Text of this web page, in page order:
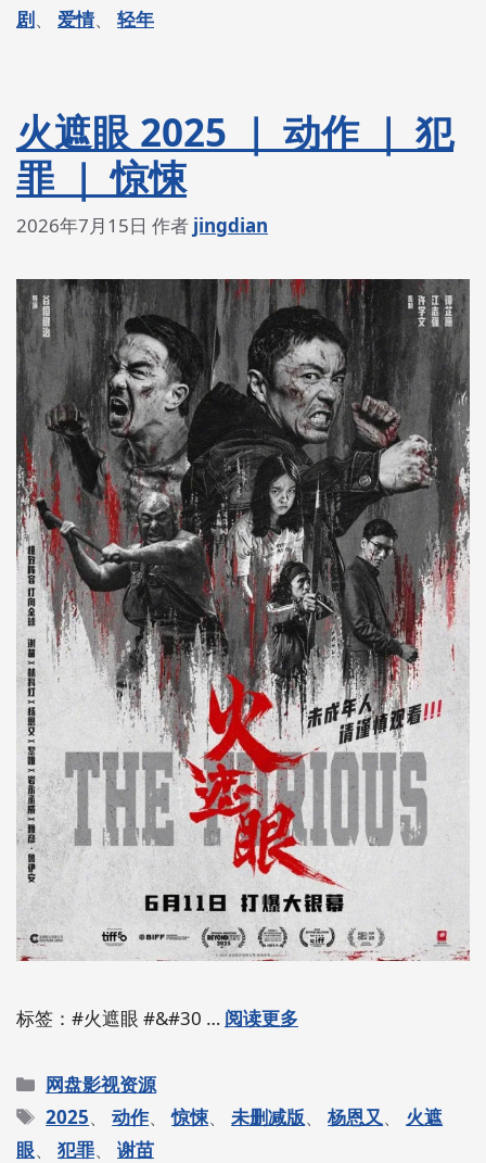
签
剧、 爱情、 轻年
火遮眼 2025 ｜ 动作 ｜ 犯
罪 ｜ 惊悚
2026年7月15日 作者 jingdian
标签：#火遮眼 #&#30 … 阅读更多
分
类
网盘影视资源
标
签
2025、动作、惊悚、未删减版、杨恩又、 火遮
眼、 犯罪、 谢苗